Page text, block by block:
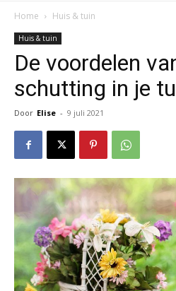
Home Huis & tuin
Huis & tuin
De voordelen
schutting in je
Door Elise - 9 juli 2021